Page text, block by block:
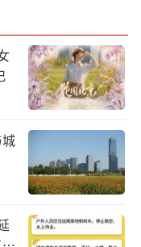
河流域新增人
地19.3万亩、抚
以上的国土纳入
位44万余个，人
态饭、走上了致